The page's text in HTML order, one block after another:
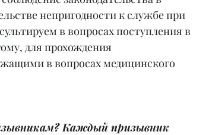
непригодности к службе при
в вопросах поступления в
для прохождения
в вопросах медицинского
Каждый призывник